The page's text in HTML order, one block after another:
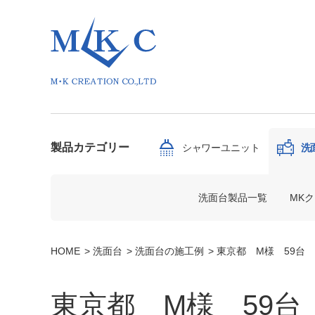
製品カテゴリー シャワーユニット 洗
洗面台製品一覧 MK
HOME 洗面台 洗面台の施工例 東京都 M様 59台
東京都 M様 59台